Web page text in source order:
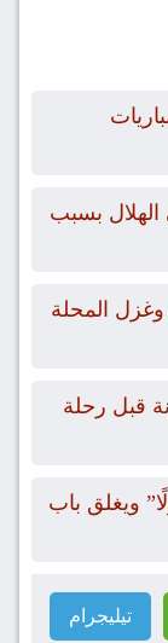
الهلال بسبب
وغزل المحلة
قبل رحلة
ويغلق باب
تيليجرام